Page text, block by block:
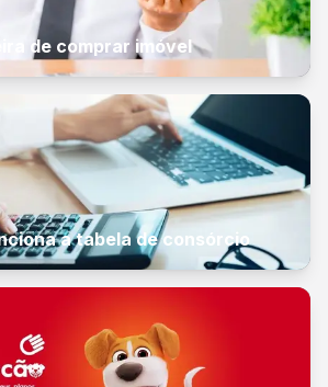
de comprar imóvel
a tabela de consórcio